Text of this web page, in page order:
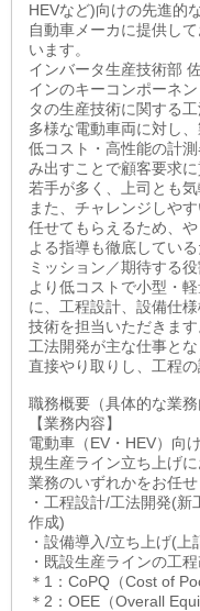
HEVなど)向けの先進的
自動車メーカに提供し
います。
インバータ生産技術部
インのキーコンポーネ
タの生産技術に関する
多様な電動車両に対し
低コスト・高性能の計
み出すことで顧客要求に
若手が多く、上司とも気
また、チャレンジしや
任せてもらえるため、
よる指導も徹底してい
ミッション／期待する
より低コストで小型・
に、工程設計、設備仕
技術を担当いただきます
工法開発が主な仕事と
直接やり取りし、工程
職務概要（具体的な業務
【業務内容】
電動車（EV・HEV）向
規生産ライン立ち上げ
業務のいずれかをお任せ
・工程設計/工法開発(
作成)
・設備導入/立ち上げ(上
・既設生産ラインの工
＊1：CoPQ（Cost of
＊2：OEE（Overall